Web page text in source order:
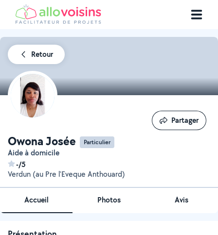
Retour
Owona Josée Particulier
Aide à domicile
-/5
Verdun (au Pre l'Eveque Anthouard)
Partager
Partager
Accueil Photos Avis